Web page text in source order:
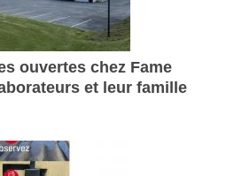
ouvertes chez Fame
et leur famille